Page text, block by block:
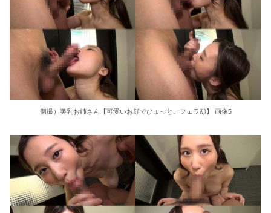
【ＳＭ・調教】出会い系でエッチした最高のドＭ女
松居一代 画像36枚【ヌード】
素人ＡＶ面接 ~ロリ娘にセクシーランジェリーを着せて生中ハメ~
アラサー喪女の暴走オーガズム
月刊 古瀬玲
激しめイラマが好き！
個撮）美乳お姉さん【可愛いお顔でひょっとこフェラ顔】 画像5